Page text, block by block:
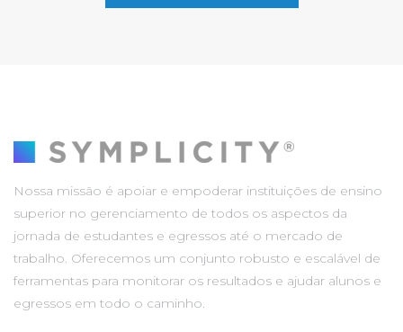
Nossa missão é apoiar e empoderar instituições de ensino
superior no gerenciamento de todos os aspectos da
jornada de estudantes e egressos até o mercado de
trabalho. Oferecemos um conjunto robusto e escalável de
ferramentas para monitorar os resultados e ajudar alunos e
egressos em todo o caminho.